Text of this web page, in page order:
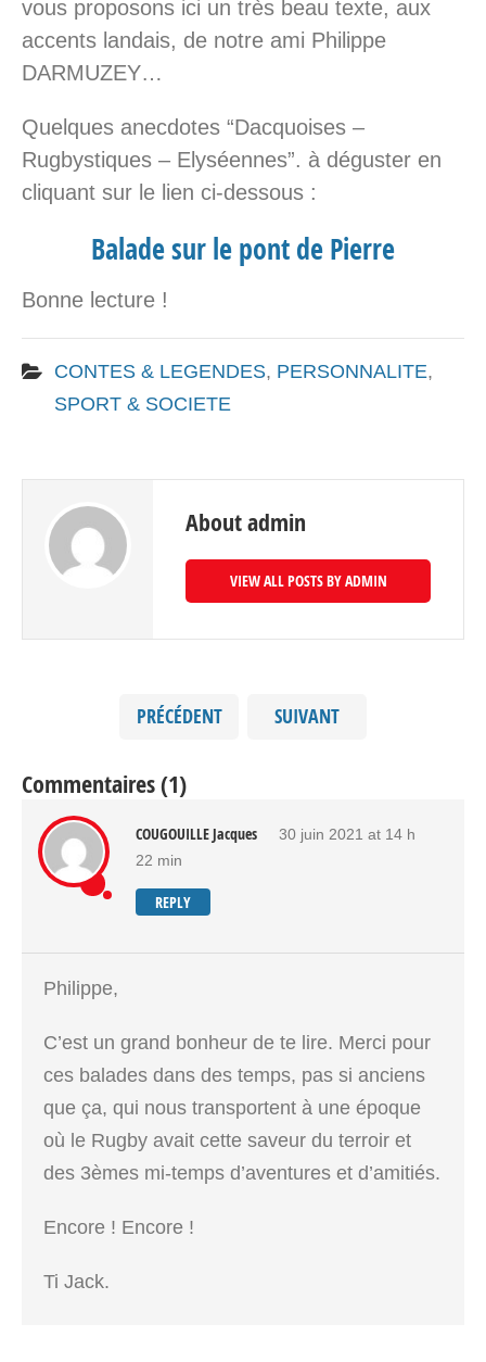
vous proposons ici un très beau texte, aux
accents landais, de notre ami Philippe
DARMUZEY…
Quelques anecdotes “Dacquoises –
Rugbystiques – Elyséennes”. à déguster en
cliquant sur le lien ci-dessous :
Balade sur le pont de Pierre
Bonne lecture !
CONTES & LEGENDES, PERSONNALITE,
SPORT & SOCIETE
About admin
VIEW ALL POSTS BY ADMIN
PRÉCÉDENT SUIVANT
Commentaires (1)
COUGOUILLE Jacques
30 juin 2021 at 14 h
22 min
REPLY
Philippe,
C’est un grand bonheur de te lire. Merci pour
ces balades dans des temps, pas si anciens
que ça, qui nous transportent à une époque
où le Rugby avait cette saveur du terroir et
des 3èmes mi-temps d’aventures et d’amitiés.
Encore ! Encore !
Ti Jack.